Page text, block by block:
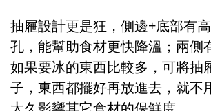
抽屜設計更是狂，側邊+底部有
孔，能幫助食材更快降溫；兩側
如果要冰的東西比較多，可將抽
子，東西都擺好再放進去，就不